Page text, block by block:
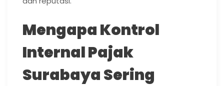
Mengapa Kontrol
Internal Pajak
Surabaya Sering